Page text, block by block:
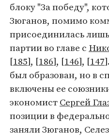
блоку "За победу",
Зюганов, помимо
присоединилась
партии во главе с
[185], [186], [146], [147
был образован, но в
включены ее
экономистСергей
позиции в
заняли Зюганов,